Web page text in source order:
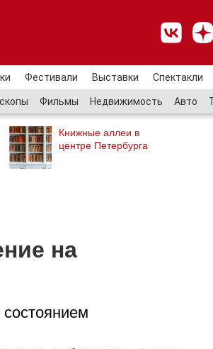
Фестивали Выставки Спектакли
Фильмы Недвижимость Авто
Книжные аллеи в
центре Петербурга
на